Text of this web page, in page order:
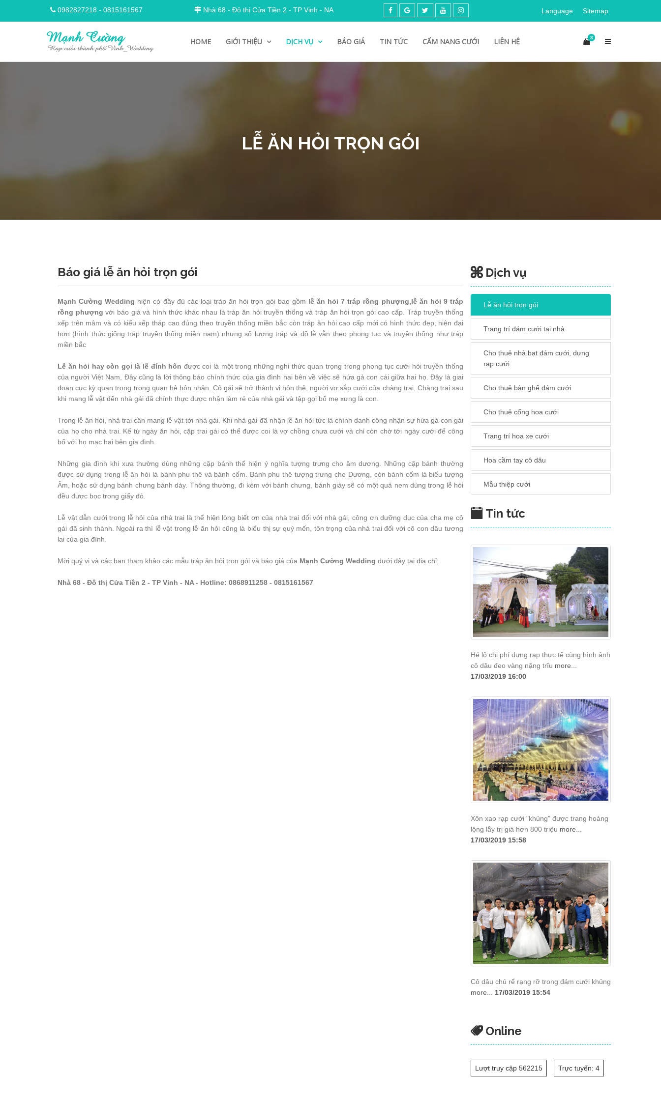
0982827218 - 0815161567 Nhà 68 - Đô thị Cửa Tiền 2 - TP Vinh - NA Language Sitemap
3
HOME GIỚI THIỆU DỊCH VỤ BÁO GIÁ TIN TỨC CẨM NANG CƯỚI LIÊN HỆ
LỄ ĂN HỎI TRỌN GÓI
Báo giá lễ ăn hỏi trọn gói
Mạnh Cường Wedding hiện có đầy đủ các loại tráp ăn hỏi trọn gói bao gồm lễ ăn hỏi 7 tráp rồng phượng,lễ ăn hỏi 9 tráp
rồng phượng với báo giá và hình thức khác nhau là tráp ăn hỏi truyền thống và tráp ăn hỏi trọn gói cao cấp. Tráp truyền thống
xếp trên mâm và có kiểu xếp tháp cao đúng theo truyền thống miền bắc còn tráp ăn hỏi cao cấp mới có hình thức đẹp, hiện đại
hơn (hình thức giống tráp truyền thống miền nam) nhưng số lượng tráp và đồ lễ vẫn theo phong tục và truyền thống như tráp
miền bắc
Lễ ăn hỏi hay còn gọi là lễ đính hôn được coi là một trong những nghi thức quan trọng trong phong tục cưới hỏi truyền thống
của người Việt Nam, Đây cũng là lời thông báo chính thức của gia đình hai bên về việc sẽ hứa gả con cái giữa hai họ. Đây là giai
đoạn cực kỳ quan trọng trong quan hệ hôn nhân. Cô gái sẽ trở thành vị hôn thê, người vợ sắp cưới của chàng trai. Chàng trai sau
khi mang lễ vật đến nhà gái đã chính thực được nhận làm rẻ của nhà gái và tập gọi bố mẹ xưng là con.
Trong lễ ăn hỏi, nhà trai cần mang lễ vật tới nhà gái. Khi nhà gái đã nhận lễ ăn hỏi tức là chính danh công nhận sự hứa gả con gái
của họ cho nhà trai. Kể từ ngày ăn hỏi, cặp trai gái có thể được coi là vợ chồng chưa cưới và chỉ còn chờ tới ngày cưới để công
bố với họ mạc hai bên gia đình.
Những gia đình khi xưa thường dùng những cặp bánh thể hiện ý nghĩa tượng trưng cho âm dương. Những cặp bánh thường
được sử dụng trong lễ ăn hỏi là bánh phu thê và bánh cốm. Bánh phu thê tượng trưng cho Dương, còn bánh cốm là biểu tượng
Âm, hoặc sử dụng bánh chưng bánh dày. Thông thường, đi kèm với bánh chưng, bánh giày sẽ có một quả nem dùng trong lễ hỏi
đều được bọc trong giấy đỏ.
Lễ vật dẫn cưới trong lễ hỏi của nhà trai là thể hiện lòng biết ơn của nhà trai đối với nhà gái, công ơn dưỡng dục của cha mẹ cô
gái đã sinh thành. Ngoài ra thì lễ vật trong lễ ăn hỏi cũng là biểu thị sự quý mến, tôn trọng của nhà trai đối với cô con dâu tương
lai của gia đình.
Mời quý vị và các bạn tham khảo các mẫu tráp ăn hỏi trọn gói và báo giá của Mạnh Cường Wedding dưới đây tại địa chỉ:
Nhà 68 - Đô thị Cửa Tiền 2 - TP Vinh - NA - Hotline: 0868911258 - 0815161567
Dịch vụ
Lễ ăn hỏi trọn gói
Trang trí đám cưới tại nhà
Cho thuê nhà bạt đám cưới, dựng
rạp cưới
Cho thuê bàn ghế đám cưới
Cho thuê cổng hoa cưới
Trang trí hoa xe cưới
Hoa cầm tay cô dâu
Mẫu thiệp cưới
Tin tức
Hé lộ chi phí dựng rạp thực tế cùng hình ảnh
cô dâu đeo vàng nặng trĩu more...
17/03/2019 16:00
Xôn xao rạp cưới "khủng" được trang hoàng
lộng lẫy trị giá hơn 800 triệu more...
17/03/2019 15:58
Cô dâu chú rể rạng rỡ trong đám cưới khủng
more...
17/03/2019 15:54
Online
Lượt truy cập 562215 Trực tuyến: 4